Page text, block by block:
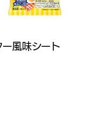
ー風味シート